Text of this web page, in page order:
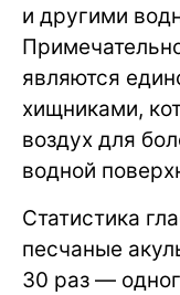
и другими
являются
хищниками,
воздух для
водной
Статистика
песчаные
30 раз —